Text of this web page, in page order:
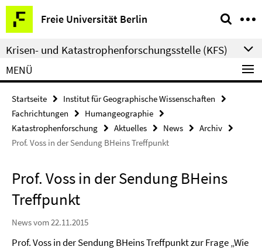
Springe
direkt
zu
Inhalt
Freie Universität Berlin
Service-
Navigation
Krisen- und Katastrophenforschungsstelle (KFS)
MENÜ
Startseite
Institut für Geographische Wissenschaften
Fachrichtungen
Humangeographie
Katastrophenforschung
Aktuelles News
Archiv
Prof. Voss in der Sendung BHeins Treffpunkt
Prof. Voss in der Sendung BHeins
Treffpunkt
News vom 22.11.2015
Prof. Voss in der Sendung BHeins Treffpunkt zur Frage „Wie